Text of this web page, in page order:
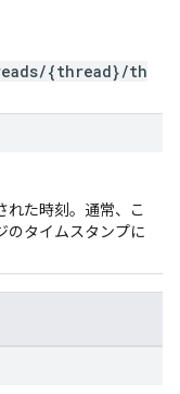
{thread}/th
れた時刻。通常、こ
のタイムスタンプに